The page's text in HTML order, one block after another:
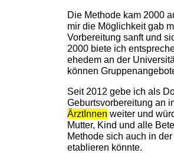
Die Methode kam 2000
mir die Möglichkeit gab
Vorbereitung sanft und
2000 biete ich
ehedem an der
können
Seit 2012 gebe ich als
Geburtsvorbereitung an
ÄrztInnen weiter und
Mutter, Kind und alle
Methode sich auch in
etablieren könnte.